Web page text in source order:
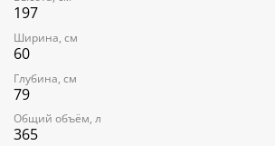
Вентилятор
Акустический сигнал при повышении
2 регулируемые полки из закаленного
1 ящик для овощей и фруктов
197
Ширина, см
60
Глубина, см
79
Общий объём, л
365